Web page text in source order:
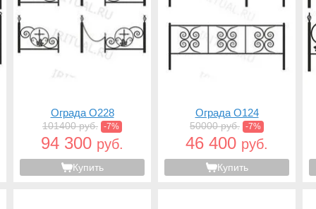
Ограда O228
101400 руб. -7%
94 300 руб.
Купить
Ограда O124
50000 руб. -7%
46 400 руб.
Купить